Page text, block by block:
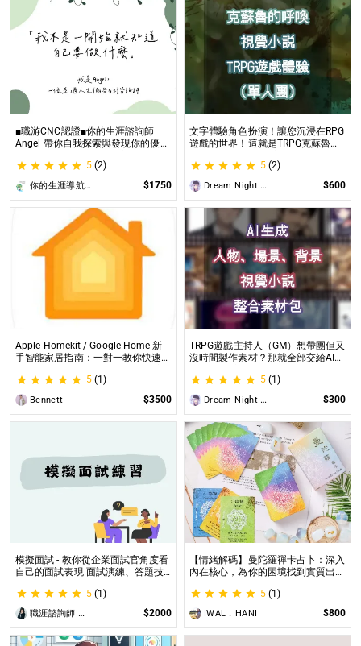
■職游CNC認證■你的生涯諮詢師
Angel 帶你自我探索與發現你的優勢
生涯諮詢師 Angel 為你服務😊
5 (2)
你的生涯導航諮詢師Angel $1750
文字體驗角色扮演！讓您沉浸在RPG
遊戲的世界！這就是TRPG克蘇魯的
驗桌上型角色扮演遊戲（TRPG）的
玩家所開設的體驗項目。
5 (2)
Dream Night Butterfly $600
Apple Homekit / Google Home 新
手智能家居指南：一對一教你快速入
在線解答，輕鬆打造理想的智慧生活
5 (1)
Bennett $3500
TRPG遊戲主持人（GM）想帶團但又
沒時間製作素材？那就全部交給AI來
TRPG主持人（GM）們所開設的項
目，主要是為了讓主持人能少準備一
些東西。
5 (1)
Dream Night Butterfly $300
模擬面試 - 教你從企業面試官角度看
自己的面試表現 面試演練、答題技
5 (1)
職涯諮詢師 阿紫 $2000
【情緒解碼】曼陀羅禪卡占卜：深入
內在核心，為你的困境找到實質出口
情緒解析，打破人生卡關循環
5 (1)
IWAL．HANI $800